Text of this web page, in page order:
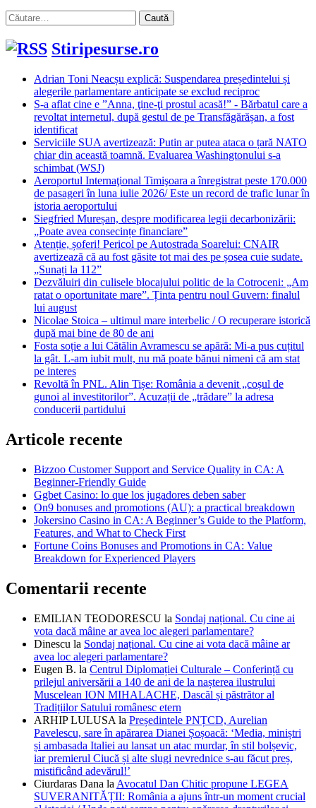
Caută
după:
Stiripesurse.ro
Adrian Toni Neacșu explică: Suspendarea președintelui și
alegerile parlamentare anticipate se exclud reciproc
S-a aflat cine e ”Anna, ţine-ţi prostul acasă!” - Bărbatul care a
revoltat internetul, după gestul de pe Transfăgărășan, a fost
identificat
Serviciile SUA avertizează: Putin ar putea ataca o țară NATO
chiar din această toamnă. Evaluarea Washingtonului s-a
schimbat (WSJ)
Aeroportul Internaţional Timişoara a înregistrat peste 170.000
de pasageri în luna iulie 2026/ Este un record de trafic lunar în
istoria aeroportului
Siegfried Mureșan, despre modificarea legii decarbonizării:
„Poate avea consecințe financiare”
Atenție, șoferi! Pericol pe Autostrada Soarelui: CNAIR
avertizează că au fost găsite tot mai des pe șosea cuie sudate.
„Sunați la 112”
Dezvăluiri din culisele blocajului politic de la Cotroceni: „Am
ratat o oportunitate mare”. Ținta pentru noul Guvern: finalul
lui august
Nicolae Stoica – ultimul mare interbelic / O recuperare istorică
după mai bine de 80 de ani
Fosta soție a lui Cătălin Avramescu se apără: Mi-a pus cuțitul
la gât. L-am iubit mult, nu mă poate bănui nimeni că am stat
pe interes
Revoltă în PNL. Alin Tișe: România a devenit „coșul de
gunoi al investitorilor”. Acuzații de „trădare” la adresa
conducerii partidului
Articole recente
Bizzoo Customer Support and Service Quality in CA: A
Beginner-Friendly Guide
Ggbet Casino: lo que los jugadores deben saber
On9 bonuses and promotions (AU): a practical breakdown
Jokersino Casino in CA: A Beginner’s Guide to the Platform,
Features, and What to Check First
Fortune Coins Bonuses and Promotions in CA: Value
Breakdown for Experienced Players
Comentarii recente
EMILIAN TEODORESCU la Sondaj național. Cu cine ai
vota dacă mâine ar avea loc alegeri parlamentare?
Dinescu la Sondaj național. Cu cine ai vota dacă mâine ar
avea loc alegeri parlamentare?
Eugen B. la Centrul Diplomației Culturale – Conferință cu
prilejul aniversării a 140 de ani de la nașterea ilustrului
Muscelean ION MIHALACHE, Dascăl și păstrător al
Tradițiilor Satului românesc etern
ARHIP LULUSA la Președintele PNȚCD, Aurelian
Pavelescu, sare în apărarea Dianei Șoșoacă: ‘Media, miniștri
și ambasada Italiei au lansat un atac murdar, în stil bolșevic,
iar premierul Ciucă și alte slugi nevrednice s-au făcut preș,
mistificând adevărul!’
Ciurdaras Dana la Avocatul Dan Chitic propune LEGEA
SUVERANITĂȚII: România a ajuns într-un moment crucial